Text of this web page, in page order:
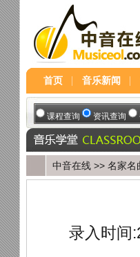
首页 音乐新闻
中音在线 >> 名家名
录入时间